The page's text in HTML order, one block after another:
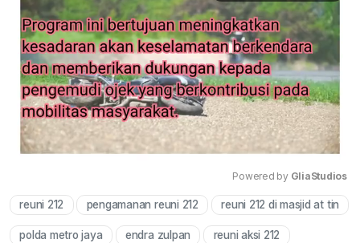
Mute
Powered by GliaStudios
reuni 212 pengamanan reuni 212 reuni 212 di masjid at tin
polda metro jaya endra zulpan reuni aksi 212